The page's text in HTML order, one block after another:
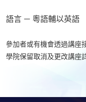
語言 － 粵語輔以英語
參加者或有機會透過講座
學院保留取消及更改講座